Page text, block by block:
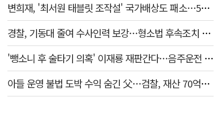
변희재, '최서원 태블릿 조작설' 국가배상도 패소…5천만원 청구 기각
경찰, 기동대 줄여 수사인력 보강…형소법 후속조치 본격화
'뺑소니 후 술타기 의혹' 이재룡 재판간다…음주운전 혐의 제외
아들 운영 불법 도박 수익 숨긴 父…검찰, 재산 70억원 몰수